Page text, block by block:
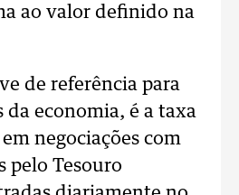
ao valor definido na
de referência para
da economia, é a taxa
negociações com
pelo Tesouro